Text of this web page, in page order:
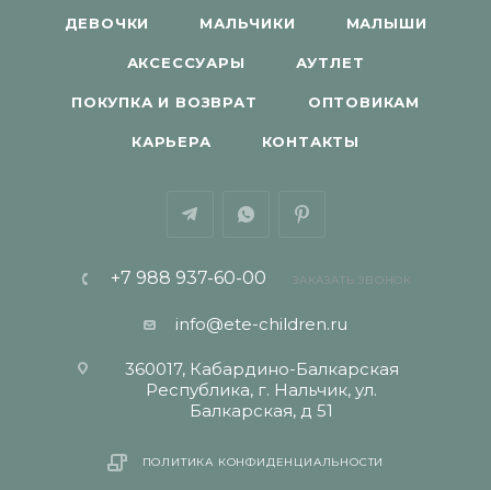
ДЕВОЧКИ МАЛЬЧИКИ МАЛЫШИ
АКСЕССУАРЫ АУТЛЕТ
ПОКУПКА И ВОЗВРАТ ОПТОВИКАМ
КАРЬЕРА КОНТАКТЫ
+7 988 937-60-00 ЗАКАЗАТЬ ЗВОНОК
info@ete-children.ru
360017, Кабардино-Балкарская
Республика, г. Нальчик, ул.
Балкарская, д 51
ПОЛИТИКА КОНФИДЕНЦИАЛЬНОСТИ